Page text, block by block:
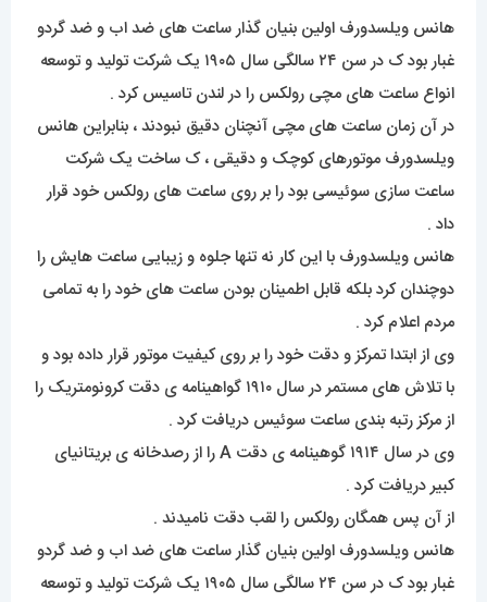
هانس ویلسدورف اولین بنیان گذار ساعت های ضد اب و ضد گردو
غبار بود ک در سن ۲۴ سالگی سال ۱۹۰۵ یک شرکت تولید و توسعه
انواع ساعت های مچی رولکس را در لندن تاسیس کرد .
در آن زمان ساعت های مچی آنچنان دقیق نبودند ، بنابراین هانس
ویلسدورف موتورهای کوچک و دقیقی ، ک ساخت یک شرکت
ساعت سازی سوئیسی بود را بر روی ساعت های رولکس خود قرار
داد .
هانس ویلسدورف با این کار نه تنها جلوه و زیبایی ساعت هایش را
دوچندان کرد بلکه قابل اطمینان بودن ساعت های خود را به تمامی
مردم اعلام کرد .
وی از ابتدا تمرکز و دقت خود را بر روی کیفیت موتور قرار داده بود و
با تلاش های مستمر در سال ۱۹۱۰ گواهینامه ی دقت کرونومتریک را
از مرکز رتبه بندی ساعت سوئیس دریافت کرد .
وی در سال ۱۹۱۴ گوهینامه ی دقت A را از رصدخانه ی بریتانیای
کبیر دریافت کرد .
از آن پس همگان رولکس را لقب دقت نامیدند .
هانس ویلسدورف اولین بنیان گذار ساعت های ضد اب و ضد گردو
غبار بود ک در سن ۲۴ سالگی سال ۱۹۰۵ یک شرکت تولید و توسعه